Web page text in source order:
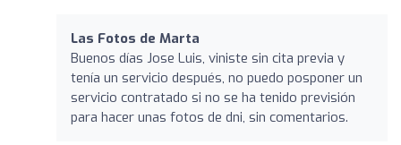
Las Fotos de Marta
Buenos días Jose Luis, viniste sin cita previa y
tenía un servicio después, no puedo posponer un
servicio contratado si no se ha tenido previsión
para hacer unas fotos de dni, sin comentarios.